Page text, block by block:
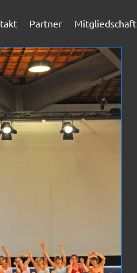
Partner Mitgliedschaft